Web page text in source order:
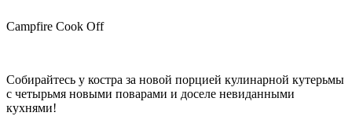
Campfire Cook Off
Собирайтесь у костра за новой порцией кулинарной кутерьмы
с четырьмя новыми поварами и доселе невиданными
кухнями!